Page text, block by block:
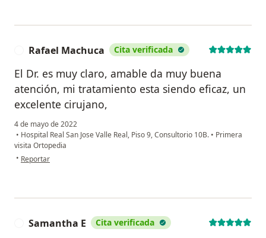
Rafael Machuca Cita verificada
El Dr. es muy claro, amable da muy buena
atención, mi tratamiento esta siendo eficaz, un
excelente cirujano,
4 de mayo de 2022
• Hospital Real San Jose Valle Real, Piso 9, Consultorio 10B. • Primera
visita Ortopedia
• en opinión del usuario Rafael Machuca
Reportar
Samantha E Cita verificada